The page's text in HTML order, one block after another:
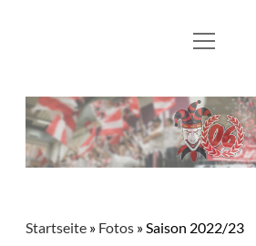
Aktuelles
Mitglied
Kontakt und Links
Menü
Startseite » Fotos »Saison 2022/23